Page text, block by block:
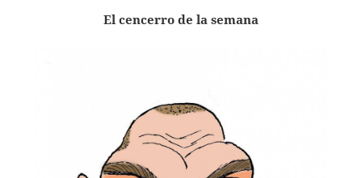
El cencerro de la semana